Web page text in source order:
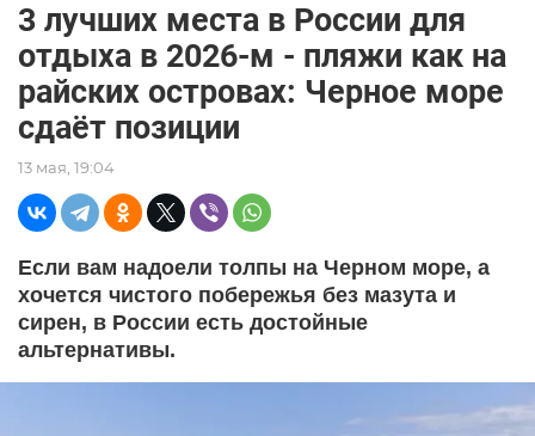
3 лучших места в России для
отдыха в 2026-м - пляжи как на
райских островах: Черное море
сдаёт позиции
13 мая, 19:04
Если вам надоели толпы на Черном море, а
хочется чистого побережья без мазута и
сирен, в России есть достойные
альтернативы.